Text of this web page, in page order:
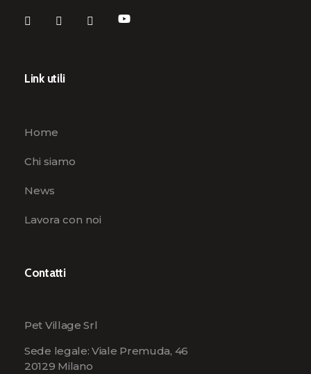
Link utili
Home
Chi siamo
News
Lavora con noi
Contatti
Pet Village Srl
Sede legale: Viale Premuda, 46
20129 Milano